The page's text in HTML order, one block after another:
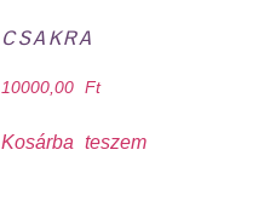
CSAKRA
10000,00 Ft
Kosárba teszem